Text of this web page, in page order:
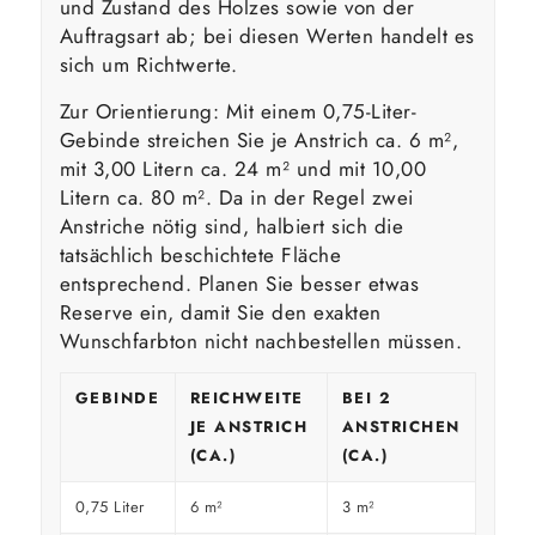
und Zustand des Holzes sowie von der
Auftragsart ab; bei diesen Werten handelt es
sich um Richtwerte.
Zur Orientierung: Mit einem 0,75-Liter-
Gebinde streichen Sie je Anstrich ca. 6 m²,
mit 3,00 Litern ca. 24 m² und mit 10,00
Litern ca. 80 m². Da in der Regel zwei
Anstriche nötig sind, halbiert sich die
tatsächlich beschichtete Fläche
entsprechend. Planen Sie besser etwas
Reserve ein, damit Sie den exakten
Wunschfarbton nicht nachbestellen müssen.
GEBINDE
REICHWEITE
JE ANSTRICH
(CA.)
BEI 2
ANSTRICHEN
(CA.)
0,75 Liter 6 m² 3 m²